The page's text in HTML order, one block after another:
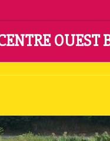
OUEST